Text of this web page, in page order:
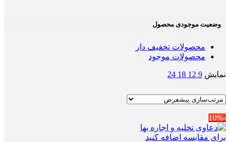
وضعیت موجودی محصول
محصولات تخفیف دار
محصولات موجود
نمایش 9
12
18
24
-10%
برای مقایسه اضافه کنید